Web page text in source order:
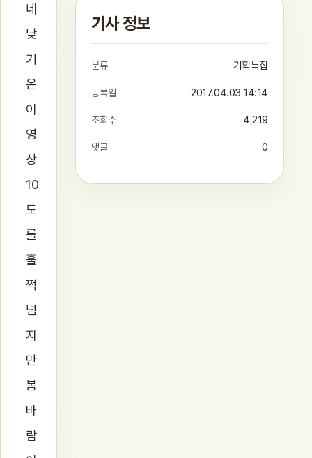
네
낮
기
온
이
영
상
10
도
를
훌
쩍
넘
지
만
봄
바
람
기사 정보
분류 기획특집
등록일 2017.04.03 14:14
조회수 4,219
댓글 0